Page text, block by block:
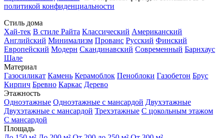
политикой конфиденциальности
Стиль дома
Хай-тек В стиле Райта Классический Американский
Английский Минимализм Прованс Русский Финский
Европейский Модерн Скандинавский Современный Барнхаус
Шале
Материал
Газосиликат Камень Керамоблок Пеноблоки Газобетон Брус
Кирпич Бревно Каркас Дерево
Этажность
Одноэтажные Одноэтажные с мансардой Двухэтажные
Двухэтажные с мансардой Трехэтажные С цокольным этажом
С мансардой
Площадь